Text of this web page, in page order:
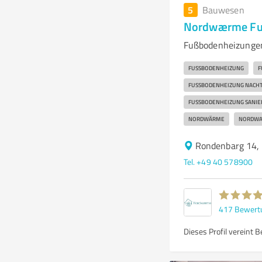
5 Bauwesen
Nordwærme
FUSSBODENHEIZUNG
FUSSBODENHEIZUNG
FUSSBODENHEIZUNG
NORDWÄRME
Rondenbarg
Tel. +49 40 578900
417
Dieses Profil vereint